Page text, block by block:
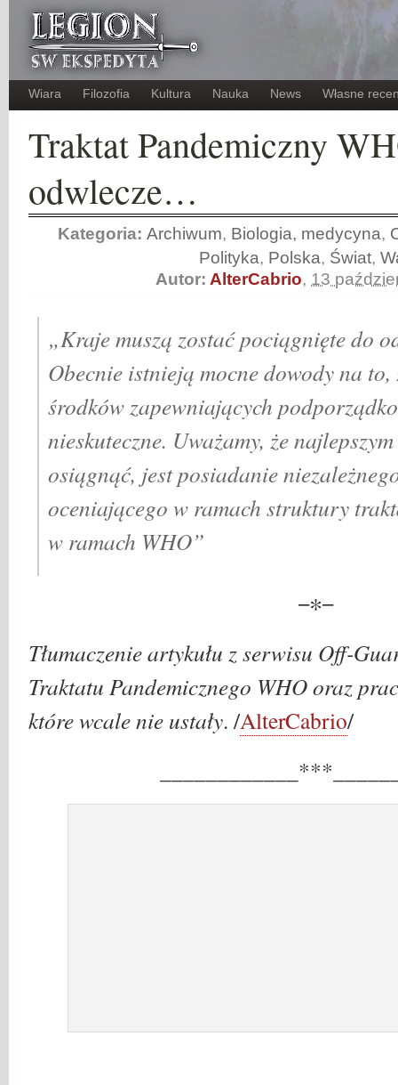
Wiara Filozofia Kultura Nauka News Własne
Traktat Pandemiczny
odwlecze…
Kategoria: Archiwum, Biologia, medycyna,
Polityka, Polska, Świat,
Autor: AlterCabrio, 13
„Kraje muszą zostać pociągnięte do
Obecnie istnieją mocne dowody na to,
środków zapewniających
nieskuteczne. Uważamy, że
osiągnąć, jest posiadanie
oceniającego w ramach struktury
w ramach WHO”
−∗−
Tłumaczenie artykułu z serwisu Off-
Traktatu Pandemicznego WHO oraz
które wcale nie ustały. /AlterCabrio/